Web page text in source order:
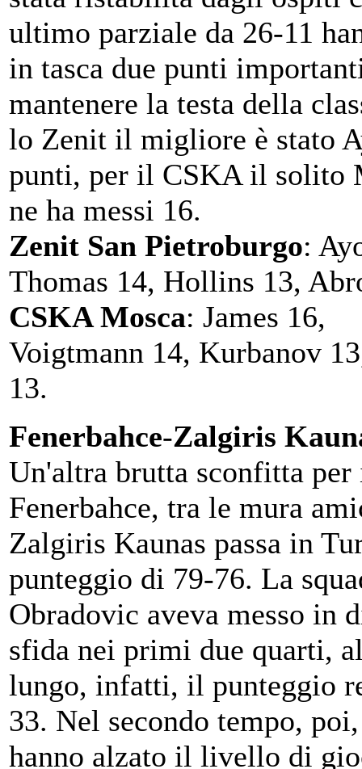
ultimo parziale da 26-11
in tasca due punti
mantenere la testa della
lo Zenit il migliore è stato
punti, per il CSKA il solito
ne ha messi 16.
Zenit San Pietroburgo:
Thomas 14, Hollins 13,
CSKA Mosca: James 16,
Voigtmann 14, Kurbanov
13.
Fenerbahce-Zalgiris
Un'altra brutta sconfitta
Fenerbahce, tra le mura
Zalgiris Kaunas passa in
punteggio di 79-76. La
Obradovic aveva messo in
sfida nei primi due quarti,
lungo, infatti, il punteggio
33. Nel secondo tempo,
hanno alzato il livello di